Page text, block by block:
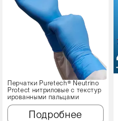
Перчатки Puretech® Neutrino
Protect нитриловые с текстур
ированными пальцами
Подробнее